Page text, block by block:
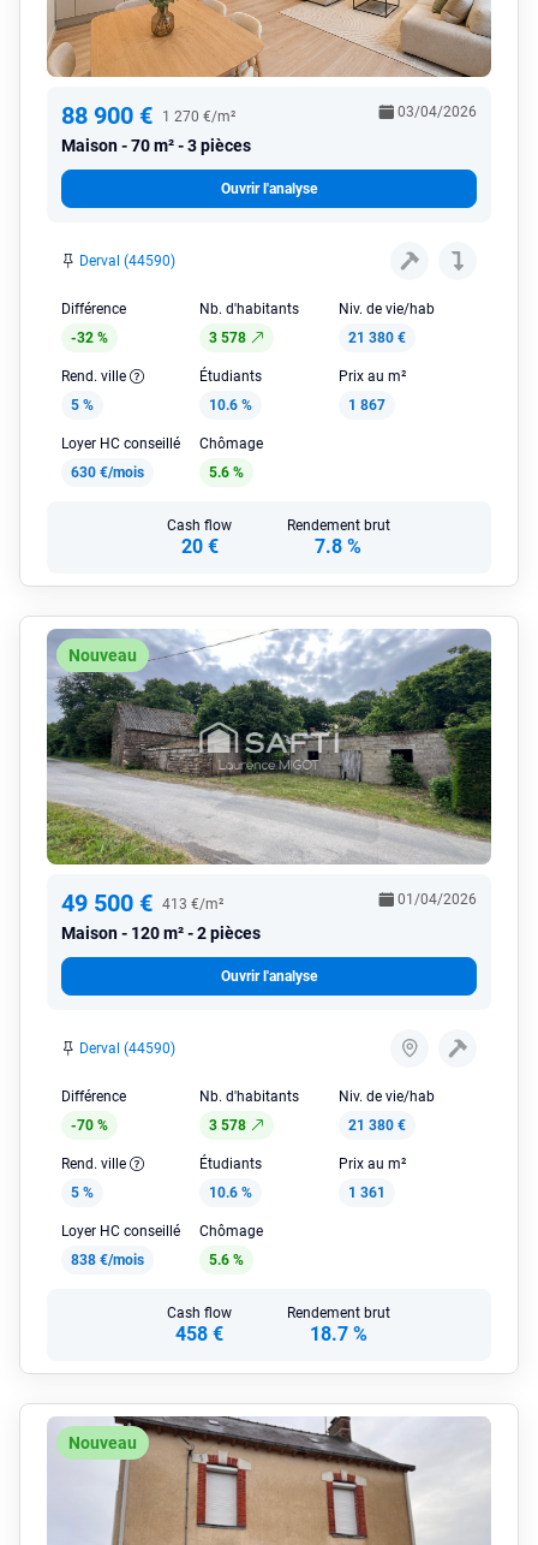
88 900 € 1 270 €/m²
Maison 70 m² - 3 pièces
03/04/2026
Ouvrir l'analyse
Derval (44590)
Différence
-32 %
Nb. d'habitants
3 578
Niv. de vie/hab
21 380 €
Rend. ville
5 %
Étudiants
10.6 %
Prix au m²
1 867
Loyer HC conseillé
630 €/mois
Chômage
5.6 %
Cash flow
20 €
Rendement brut
7.8 %
Nouveau
49 500 € 413 €/m²
Maison 120 m² - 2 pièces
01/04/2026
Ouvrir l'analyse
Derval (44590)
Différence
-70 %
Nb. d'habitants
3 578
Niv. de vie/hab
21 380 €
Rend. ville
5 %
Étudiants
10.6 %
Prix au m²
1 361
Loyer HC conseillé
838 €/mois
Chômage
5.6 %
Cash flow
458 €
Rendement brut
18.7 %
Nouveau